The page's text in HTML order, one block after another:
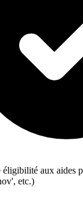
aux aides
etc.)